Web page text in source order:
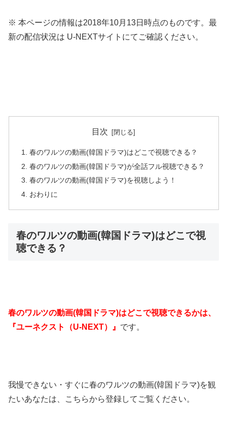
※ 本ページの情報は2018年10月13日時点のものです。最
新の配信状況は U-NEXTサイトにてご確認ください。
目次
春のワルツの動画(韓国ドラマ)はどこで視聴できる？
春のワルツの動画(韓国ドラマ)が全話フル視聴できる？
春のワルツの動画(韓国ドラマ)を視聴しよう！
おわりに
春のワルツの動画(韓国ドラマ)はどこで視
聴できる？
春のワルツの動画(韓国ドラマ)はどこで視聴できるかは、
『ユーネクスト（U-NEXT）』 です。
我慢できない・すぐに春のワルツの動画(韓国ドラマ)を観
たいあなたは、こちらから登録してご覧ください。